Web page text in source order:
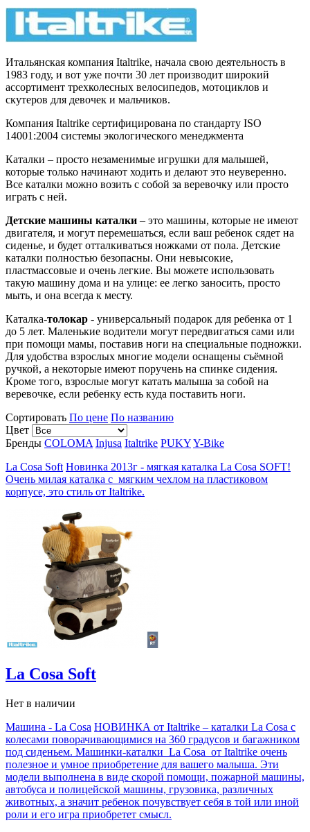
Итальянская компания Italtrike, начала свою деятельность в
1983 году, и вот уже почти 30 лет производит широкий
ассортимент трехколесных велосипедов, мотоциклов и
скутеров для девочек и мальчиков.
Компания Italtrike сертифицирована по стандарту ISO
14001:2004 системы экологического менеджмента
Каталки – просто незаменимые игрушки для малышей,
которые только начинают ходить и делают это неуверенно.
Все каталки можно возить с собой за веревочку или просто
играть с ней.
Детские машины каталки – это машины, которые не имеют
двигателя, и могут перемешаться, если ваш ребенок сядет на
сиденье, и будет отталкиваться ножками от пола. Детские
каталки полностью безопасны. Они невысокие,
пластмассовые и очень легкие. Вы можете использовать
такую машину дома и на улице: ее легко заносить, просто
мыть, и она всегда к месту.
Каталка-толокар - универсальный подарок для ребенка от 1
до 5 лет. Маленькие водители могут передвигаться сами или
при помощи мамы, поставив ноги на специальные подножки.
Для удобства взрослых многие модели оснащены съёмной
ручкой, а некоторые имеют поручень на спинке сидения.
Кроме того, взрослые могут катать малыша за собой на
веревочке, если ребенку есть куда поставить ноги.
Сортировать По цене По названию
Цвет
Бренды COLOMA Injusa Italtrike PUKYY-Bike
La Cosa Soft Новинка 2013г - мягкая каталка La Cosa SOFT!
Очень милая каталка с мягким чехлом на пластиковом
корпусе, это стиль от Italtrike.
La Cosa Soft
Нет в наличии
Машина - La Cosa НОВИНКА от Italtrike – каталки La Cosa с
колесами поворачивающимися на 360 градусов и багажником
под сиденьем. Машинки-каталки La Cosa от Italtrike очень
полезное и умное приобретение для вашего малыша. Эти
модели выполнена в виде скорой помощи, пожарной машины,
автобуса и полицейской машины, грузовика, различных
животных, а значит ребенок почувствует себя в той или иной
роли и его игра приобретет смысл.